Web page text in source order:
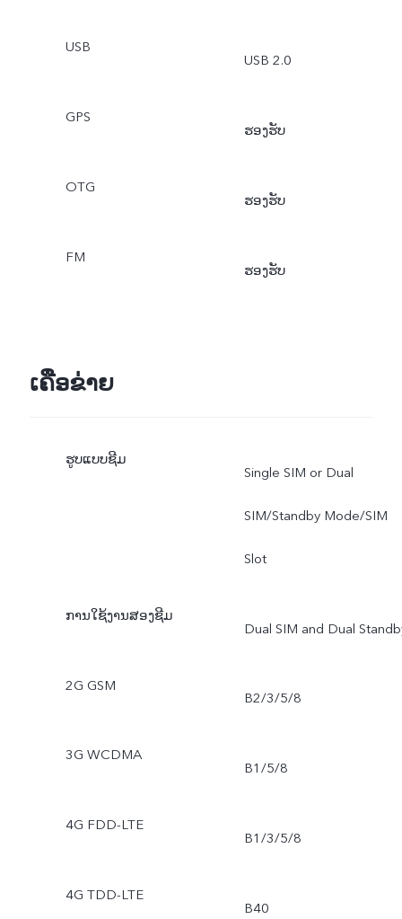
USB
USB 2.0
GPS
ຮອງຮັບ
OTG
ຮອງຮັບ
FM
ຮອງຮັບ
ເຄືອຂ່າຍ
ຮູບແບບຊີມ
Single SIM or Dual
SIM/Standby Mode/SIM
Slot
ການໃຊ້ງານສອງຊີມ
Dual SIM and Dual
2G GSM
B2/3/5/8
3G WCDMA
B1/5/8
4G FDD-LTE
B1/3/5/8
4G TDD-LTE
B40